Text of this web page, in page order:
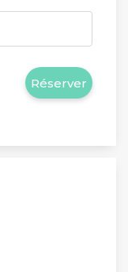
Réserver